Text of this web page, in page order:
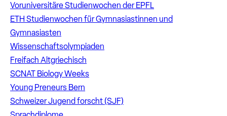
Voruniversitäre Studienwochen der EPFL
ETH Studienwochen für Gymnasiastinnen und
Gymnasiasten
Wissenschaftsolympiaden
Freifach Altgriechisch
SCNAT Biology Weeks
Young Preneurs Bern
Schweizer Jugend forscht (SJF)